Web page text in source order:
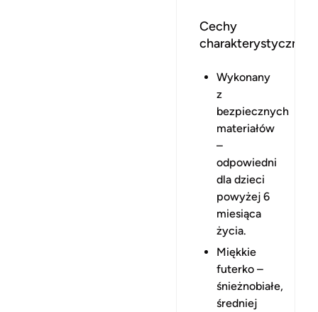
Cechy
charakterystyczne:
Wykonany
z
bezpiecznych
materiałów
–
odpowiedni
dla dzieci
powyżej 6
miesiąca
życia.
Miękkie
futerko –
śnieżnobiałe,
średniej